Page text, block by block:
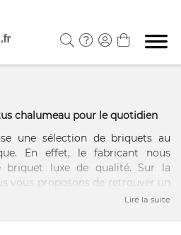
chalumeau pour le quotidien
une sélection de briquets au
En effet, le fabricant nous
briquet luxe de qualité. Sur la
vous proposons de retrouver un
uniques qui ont fait la
offrir un confort d’utilisation et
Lire la suite